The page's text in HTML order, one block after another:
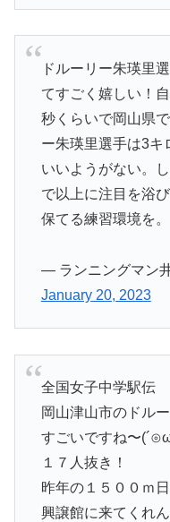
ドルーリー朱瑛里
てすごく嬉しい！
秒くらいで岡山県
ー朱瑛里選手は3キ
いいようがない。
で以上に注目を浴
保てる練習環境を。
— ランニングマン
January 20, 2023
全国女子中学駅伝
岡山津山市のドル
すごいですね〜
１７人抜き！
昨年の１５００ｍ日
興譲館に来てくれ